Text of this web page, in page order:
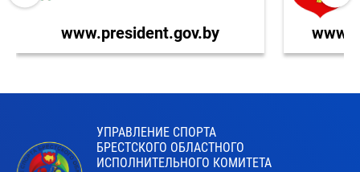
www.president.gov.by
УПРАВЛЕНИЕ СПОРТА
БРЕСТСКОГО ОБЛАСТНОГО
ИСПОЛНИТЕЛЬНОГО КОМИТЕТА